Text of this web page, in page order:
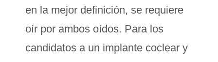
en la mejor definición, se requiere
oír por ambos oídos. Para los
candidatos a un implante coclear y